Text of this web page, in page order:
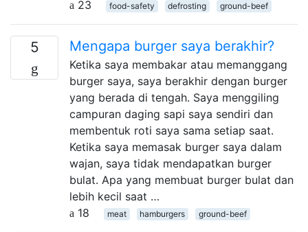
23
food-safety defrosting ground-beef
5 Mengapa burger saya berakhir?
Ketika saya membakar atau memanggang
burger saya, saya berakhir dengan burger
yang berada di tengah. Saya menggiling
campuran daging sapi saya sendiri dan
membentuk roti saya sama setiap saat.
Ketika saya memasak burger saya dalam
wajan, saya tidak mendapatkan burger
bulat. Apa yang membuat burger bulat dan
lebih kecil saat …
18
meat hamburgers ground-beef